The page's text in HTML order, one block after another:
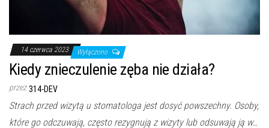
14 czerwca 2023 Wyłączono
Kiedy znieczulenie zęba nie działa?
przez 314-DEV
Strach przed wizytą u stomatologa jest dosyć powszechny. Osoby,
które go odczuwają, często rezygnują z wizyty lub odsuwają ją w…